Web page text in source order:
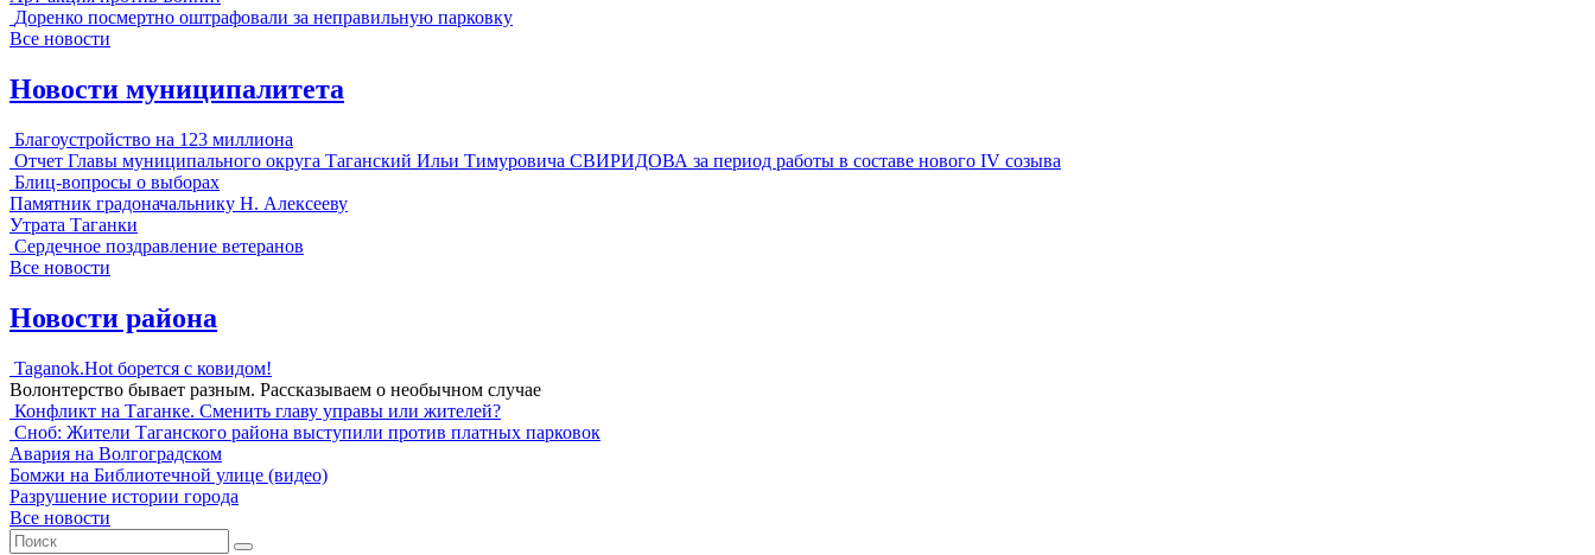
Доренко посмертно оштрафовали за неправильную парковку
Все новости
Новости муниципалитета
Благоустройство на 123 миллиона
Отчет Главы муниципального округа Таганский Ильи Тимуровича СВИРИДОВА за период работы в составе нового IV созыва
Блиц-вопросы о выборах
Памятник градоначальнику Н. Алексееву
Утрата Таганки
Сердечное поздравление ветеранов
Все новости
Новости района
Taganok.Hot борется с ковидом!
Волонтерство бывает разным. Рассказываем о необычном случае
Конфликт на Таганке. Сменить главу управы или жителей?
Сноб: Жители Таганского района выступили против платных парковок
Авария на Волгоградском
Бомжи на Библиотечной улице (видео)
Разрушение истории города
Все новости